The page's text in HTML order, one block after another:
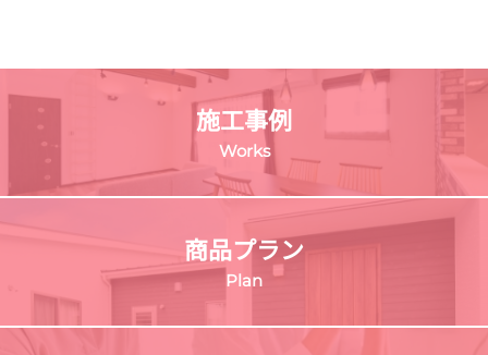
施工事例
Works
商品プラン
Plan